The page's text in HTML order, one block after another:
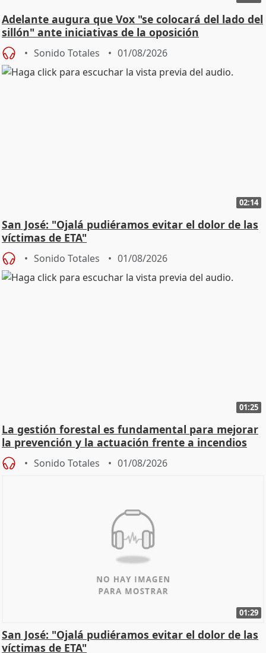
Adelante augura que Vox "se colocará del lado del
sillón" ante iniciativas de la oposición
Sonido Totales 01/08/2026
02:14
San José: "Ojalá pudiéramos evitar el dolor de las
víctimas de ETA"
Sonido Totales 01/08/2026
01:25
La gestión forestal es fundamental para mejorar
la prevención y la actuación frente a incendios
Sonido Totales 01/08/2026
01:29
San José: "Ojalá pudiéramos evitar el dolor de las
víctimas de ETA"